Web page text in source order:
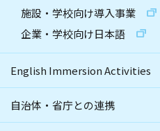
施設・学校向け導入事業
企業・学校向け日本語
English Immersion Activities
自治体・省庁との連携